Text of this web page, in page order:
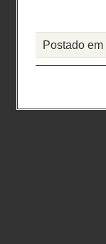
Postado em